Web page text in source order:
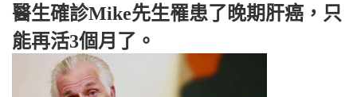
醫生確診Mike先生罹患了晚期肝癌，只
能再活3個月了。